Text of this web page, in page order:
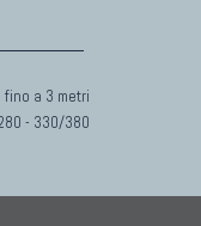
fino a 3 metri
- 330/380